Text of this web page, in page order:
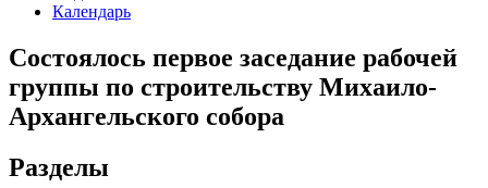
Календарь
Состоялось первое заседание рабочей
группы по строительству Михаило-
Архангельского собора
Разделы